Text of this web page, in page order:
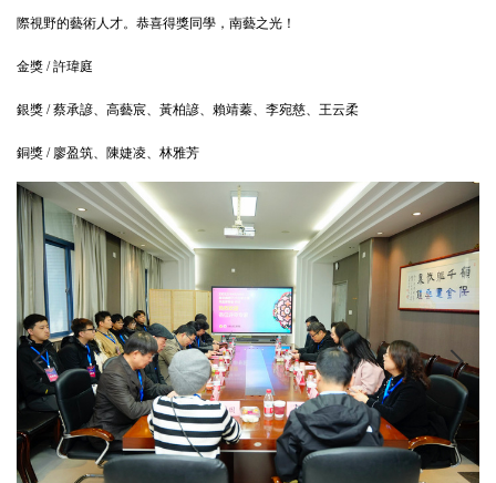
際視野的藝術人才。 恭喜得獎同學，南藝之光！
金獎 / 許瑋庭
銀獎 / 蔡承諺、高藝宸、黃柏諺、賴靖蓁、李宛慈、王云柔
銅獎 / 廖盈筑、陳婕凌、林雅芳